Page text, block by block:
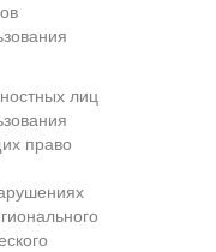
лиц
право